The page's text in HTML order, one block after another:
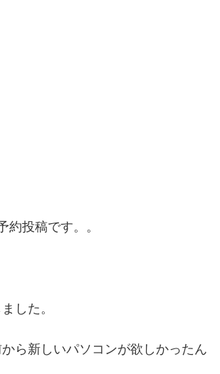
投稿です。。
した。
ら新しいパソコンが欲しかったん